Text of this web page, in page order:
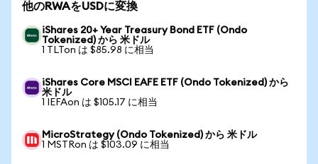
他のRWAをUSDに変換
iShares 20+ Year Treasury Bond ETF (Ondo
Tokenized) から 米ドル
1 TLTon は $85.98 に相当
iShares Core MSCI EAFE ETF (Ondo Tokenized) から
米ドル
1 IEFAon は $105.17 に相当
MicroStrategy (Ondo Tokenized) から 米ドル
1 MSTRon は $103.09 に相当